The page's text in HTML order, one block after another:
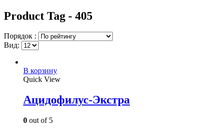
Product Tag - 405
Порядок :
Вид:
В корзину
Quick View
Ацидофилус-Экстра
0 out of 5